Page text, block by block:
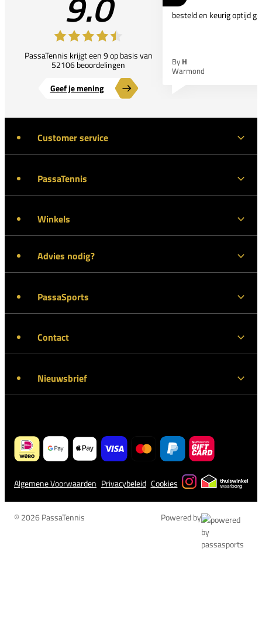
PassaTennis krijgt een 9 op basis van
52106 beoordelingen
Geef je mening
besteld en keurig optijd
By H
Warmond
Customer service
PassaTennis
Winkels
Advies nodig?
PassaSports
Contact
Nieuwsbrief
Algemene Voorwaarden Privacybeleid Cookies
© 2026 PassaTennis Powered by